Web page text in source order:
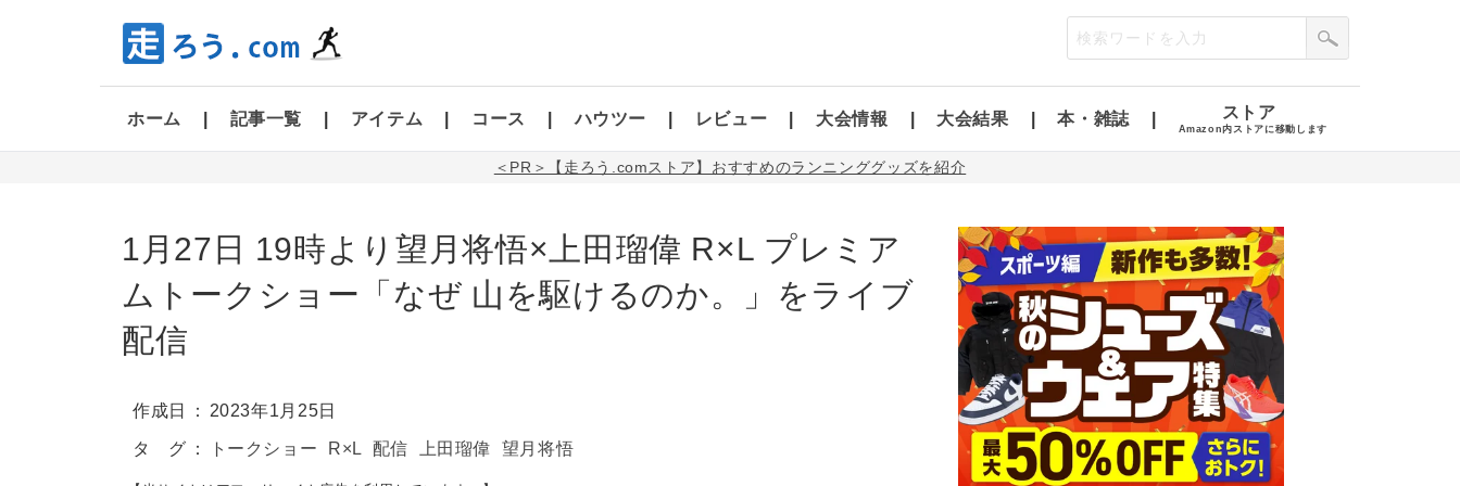
ホーム 記事一覧 アイテム コース ハウツー レビュー 大会情報 大会結果 本・雑誌 ストア
Amazon内ストアに移動します
＜PR＞【走ろう.comストア】おすすめのランニンググッズを紹介
1月27日 19時より望月将悟×上田瑠偉 R×L プレミア
ムトークショー「なぜ 山を駆けるのか。」をライブ
配信
作成日 2023年1月25日
タ グ トークショー R×L 配信 上田瑠偉 望月将悟